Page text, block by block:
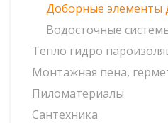
Доборные элементы
Водосточные
Тепло гидро
Монтажная пена,
Пиломатериалы
Сантехника